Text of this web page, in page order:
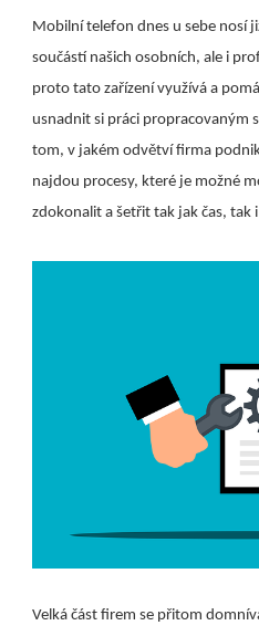
Mobilní telefon dnes u sebe nosí
součástí našich osobních, ale i
proto tato zařízení využívá a
usnadnit si práci propracovaným
tom, v jakém odvětví firma
najdou procesy, které je možné
zdokonalit a šetřit tak jak čas, tak
Velká část firem se přitom